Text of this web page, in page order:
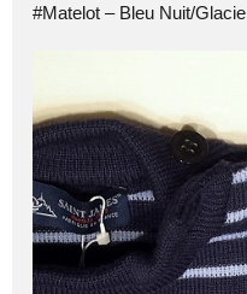
#Matelot – Bleu Nuit/Glacie